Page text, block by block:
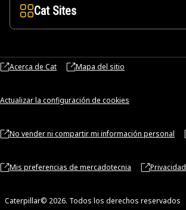
Cat Sites
Acerca de Cat Mapa del sitio
Actualizar la configuración de cookies
No vender ni compartir mi información personal
Mis preferencias de mercadotecnia Privacidad
Caterpillar© 2026. Todos los derechos reservados